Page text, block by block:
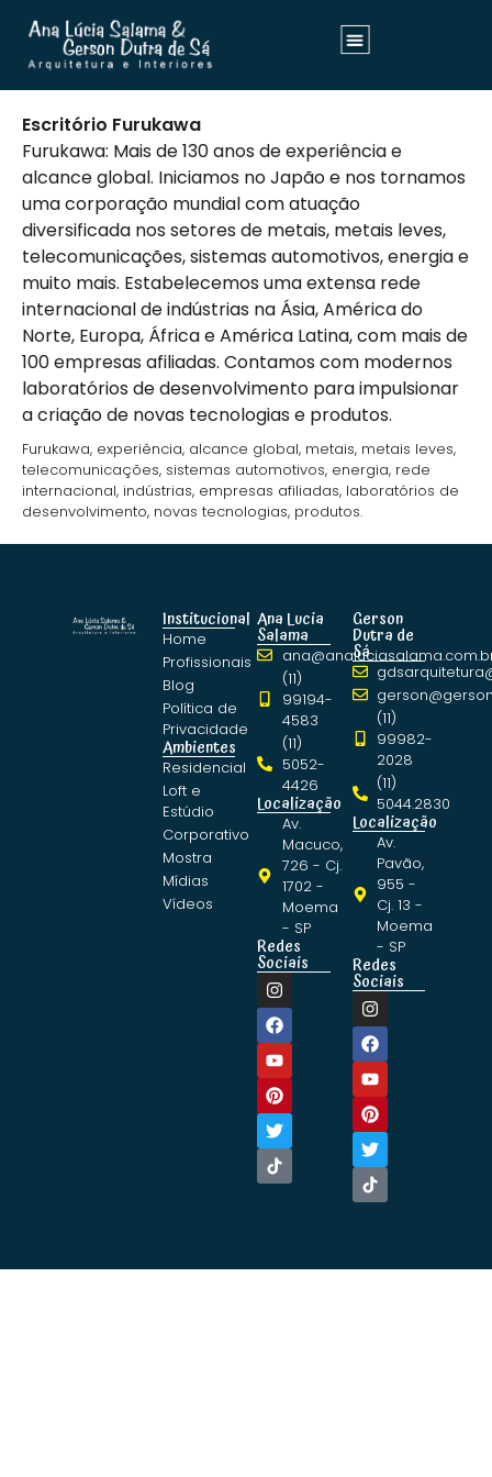
Escritório Furukawa
Furukawa: Mais de 130 anos de experiência e
alcance global. Iniciamos no Japão e nos tornamos
uma corporação mundial com atuação
diversificada nos setores de metais, metais leves,
telecomunicações, sistemas automotivos, energia e
muito mais. Estabelecemos uma extensa rede
internacional de indústrias na Ásia, América do
Norte, Europa, África e América Latina, com mais de
100 empresas afiliadas. Contamos com modernos
laboratórios de desenvolvimento para impulsionar
a criação de novas tecnologias e produtos.
Furukawa, experiência, alcance global, metais, metais leves,
telecomunicações, sistemas automotivos, energia, rede
internacional, indústrias, empresas afiliadas, laboratórios de
desenvolvimento, novas tecnologias, produtos.
Institucional
Home
Profissionais
Blog
Política de
Privacidade
Ambientes
Residencial
Loft e
Estúdio
Corporativo
Mostra
Mídias
Vídeos
Ana Lucia
Salama
(11)
99194-
4583
(11)
5052-
4426
Localização
Av.
Macuco,
726 - Cj.
1702 -
Moema
- SP
Redes
Sociais
Gerson
Dutra de
Sá
(11)
99982-
2028
(11)
5044.2830
Localização
Av.
Pavão,
955 -
Cj. 13 -
Moema
- SP
Redes
Sociais